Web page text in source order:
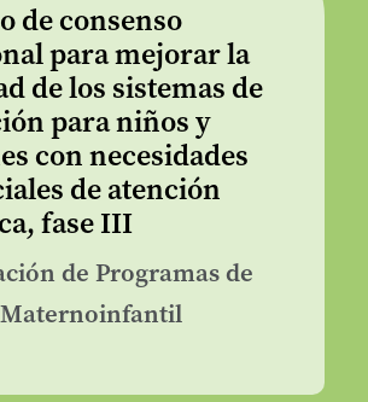
de consenso
para mejorar la
de los sistemas de
para niños y
con necesidades
de atención
fase III
de Programas de